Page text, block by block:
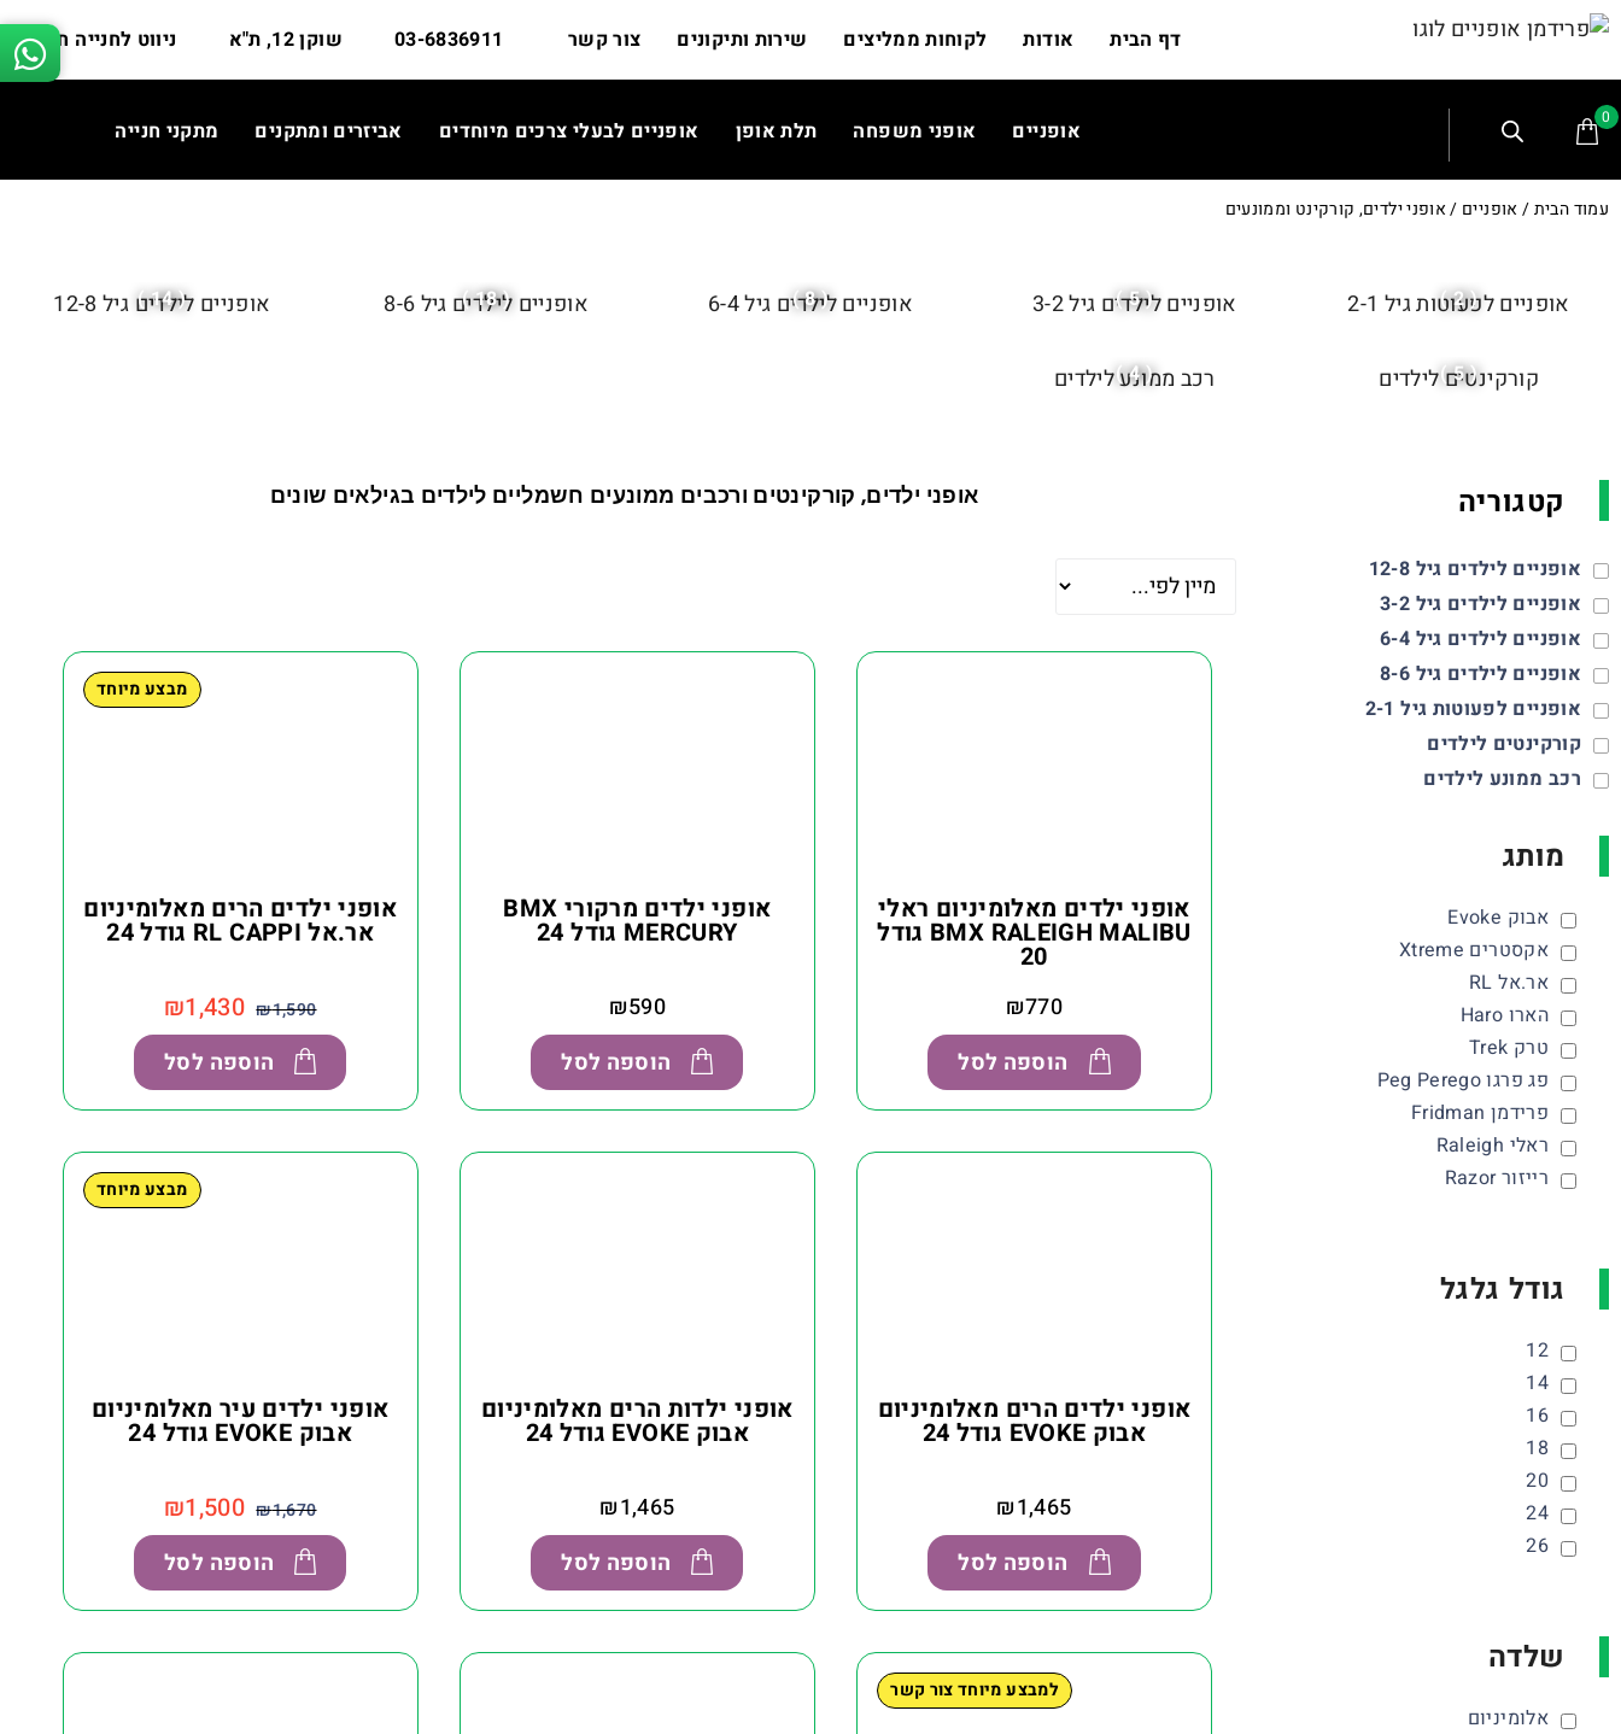
דף הבית אודות לקוחות ממליצים שירות ותיקונים צור קשר 03-6836911 שוקן 12, ת"א ניווט לחנייה חינם
0 אופניים אופני משפחה תלת אופן אופניים לבעלי צרכים מיוחדים אביזרים ומתקנים מתקני חנייה
עמוד הבית/ אופניים / אופני ילדים, קורקינט וממונעים
( 2 )
אופניים לפעוטות גיל 2-1 ( 5 )
אופניים לילדים גיל 3-2 ( 8 )
אופניים לילדים גיל 6-4 ( 18 )
אופניים לילדים גיל 8-6 ( 14 )
אופניים לילדים גיל 12-8
( 5 )
קורקינטים לילדים ( 4 )
רכב ממונע לילדים
קטגוריה
אופניים לילדים גיל 12-8
אופניים לילדים גיל 3-2
אופניים לילדים גיל 6-4
אופניים לילדים גיל 8-6
אופניים לפעוטות גיל 2-1
קורקינטים לילדים
רכב ממונע לילדים
מותג
אבוק Evoke
אקסטרים Xtreme
אר.אל RL
הארו Haro
טרק Trek
פג פרגו Peg Perego
פרידמן Fridman
ראלי Raleigh
רייזור Razor
גודל גלגל
12
14
16
18
20
24
26
שלדה
אלומיניום
אופני ילדים, קורקינטים ורכבים ממונעים חשמליים לילדים בגילאים שונים
אופני ילדים מאלומיניום ראלי
BMX RALEIGH MALIBU גודל
20
₪770
הוספה לסל
אופני ילדים מרקורי BMX
MERCURY גודל 24
₪590
הוספה לסל
מבצע מיוחד
אופני ילדים הרים מאלומיניום
אר.אל RL CAPPI גודל 24
₪1,590
₪1,430
הוספה לסל
אופני ילדים הרים מאלומיניום
אבוק EVOKE גודל 24
₪1,465
הוספה לסל
אופני ילדות הרים מאלומיניום
אבוק EVOKE גודל 24
₪1,465
הוספה לסל
מבצע מיוחד
אופני ילדים עיר מאלומיניום
אבוק EVOKE גודל 24
₪1,670
₪1,500
הוספה לסל
למבצע מיוחד צור קשר